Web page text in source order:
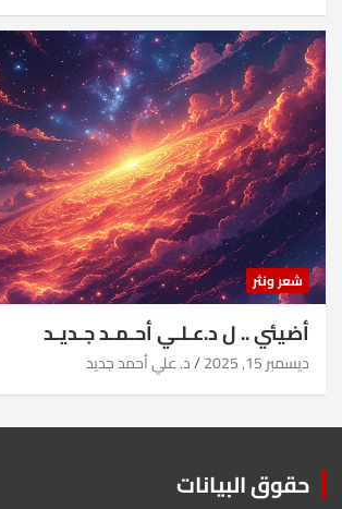
شعر ونثر
أضيئي .. ل د.عـلـي أحـمـد جـديـد
ديسمبر 15, 2025 د. علي أحمد جديد
حقوق البيانات